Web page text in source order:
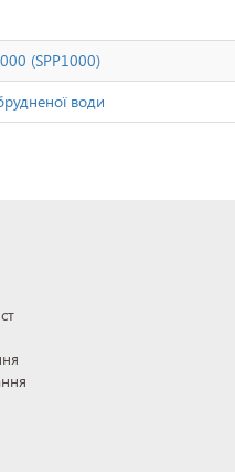
(SPP1000)
води